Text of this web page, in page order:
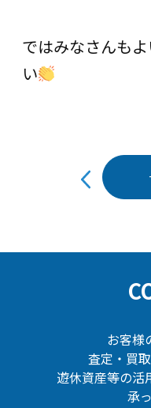
ではみなさんも
い
ゲ
お客様
査定・買
遊休資産等の活
承